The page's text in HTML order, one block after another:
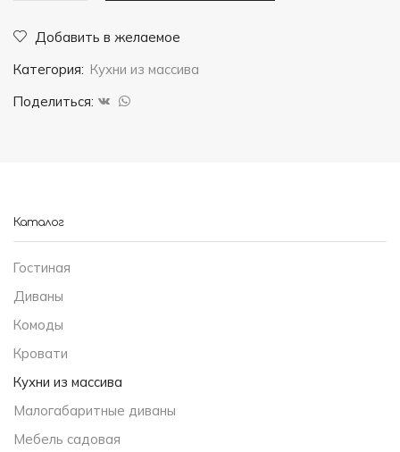
Кухня
"Лаванда
66"
Добавить в желаемое
Категория: Кухни из массива
Поделиться:
Каталог
Гостиная
Диваны
Комоды
Кровати
Кухни из массива
Малогабаритные диваны
Мебель садовая